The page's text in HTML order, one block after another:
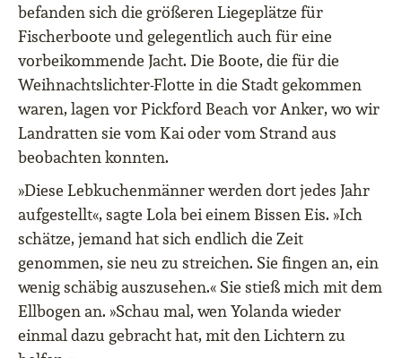
befanden sich die größeren Liegeplätze für
Fischerboote und gelegentlich auch für eine
vorbeikommende Jacht. Die Boote, die für die
Weihnachtslichter-Flotte in die Stadt gekommen
waren, lagen vor Pickford Beach vor Anker, wo wir
Landratten sie vom Kai oder vom Strand aus
beobachten konnten.
»Diese Lebkuchenmänner werden dort jedes Jahr
aufgestellt«, sagte Lola bei einem Bissen Eis. »Ich
schätze, jemand hat sich endlich die Zeit
genommen, sie neu zu streichen. Sie fingen an, ein
wenig schäbig auszusehen.« Sie stieß mich mit dem
Ellbogen an. »Schau mal, wen Yolanda wieder
einmal dazu gebracht hat, mit den Lichtern zu